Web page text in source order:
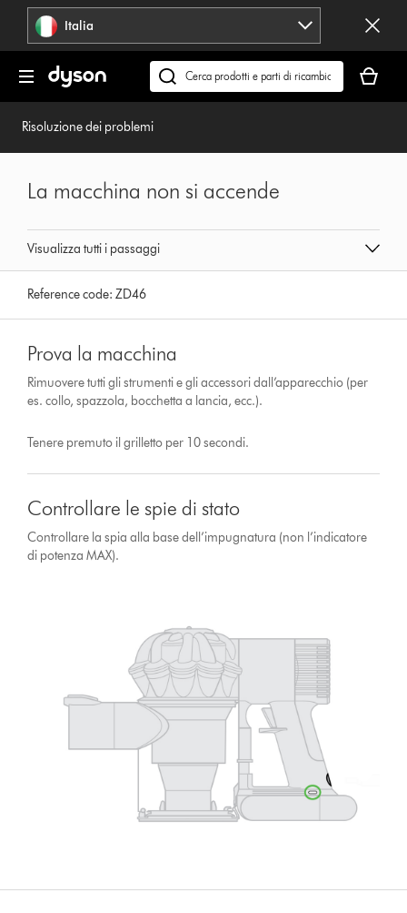
navigazione Italia
Cerca
su
carrello
è
Risoluzione dei problemi
Visualizza tutti i passaggi
La macchina non si accende
Reference code:ZD46
Prova la macchina
Rimuovere tutti gli strumenti e gli accessori dall’apparecchio (per
es. collo, spazzola, bocchetta a lancia, ecc.).
Tenere premuto il grilletto per 10 secondi.
Controllare le spie di stato
Controllare la spia alla base dell’impugnatura (non l’indicatore
di potenza MAX).